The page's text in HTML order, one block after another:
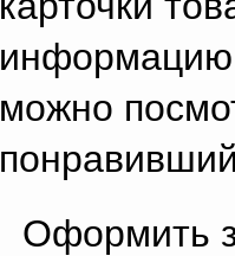
информацию
можно
Оформить